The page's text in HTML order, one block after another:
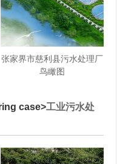
张家界市慈利县污水处理厂
鸟瞰图
case>工业污水处